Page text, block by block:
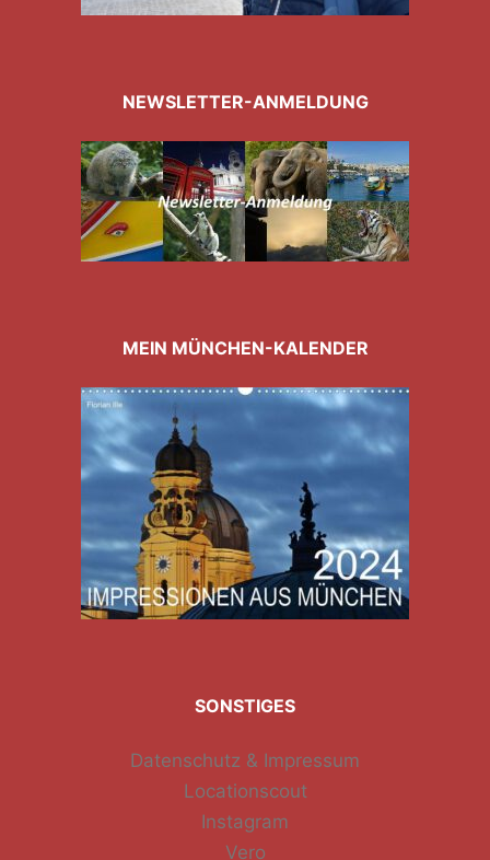
NEWSLETTER-ANMELDUNG
MEIN MÜNCHEN-KALENDER
SONSTIGES
Datenschutz & Impressum
Locationscout
Instagram
Vero